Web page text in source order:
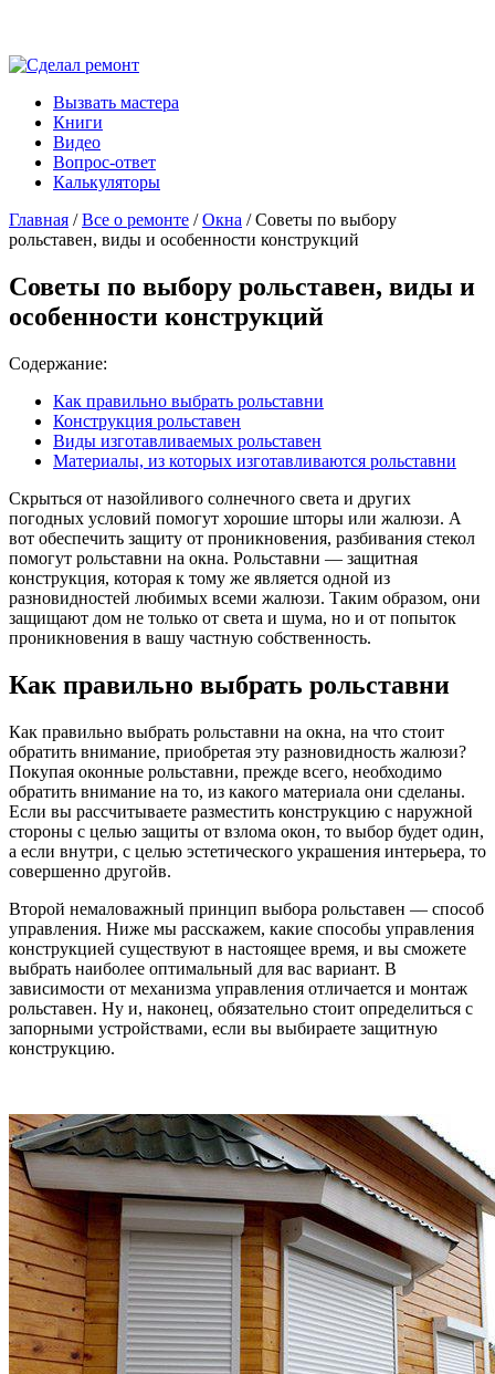
Вызвать мастера
Книги
Видео
Вопрос-ответ
Калькуляторы
Главная /Все о ремонте /Окна / Советы по выбору
рольставен, виды и особенности конструкций
Советы по выбору рольставен, виды и
особенности конструкций
Содержание:
Как правильно выбрать рольставни
Конструкция рольставен
Виды изготавливаемых рольставен
Материалы, из которых изготавливаются рольставни
Скрыться от назойливого солнечного света и других
погодных условий помогут хорошие шторы или жалюзи. А
вот обеспечить защиту от проникновения, разбивания стекол
помогут рольставни на окна. Рольставни — защитная
конструкция, которая к тому же является одной из
разновидностей любимых всеми жалюзи. Таким образом, они
защищают дом не только от света и шума, но и от попыток
проникновения в вашу частную собственность.
Как правильно выбрать рольставни
Как правильно выбрать рольставни на окна, на что стоит
обратить внимание, приобретая эту разновидность жалюзи?
Покупая оконные рольставни, прежде всего, необходимо
обратить внимание на то, из какого материала они сделаны.
Если вы рассчитываете разместить конструкцию с наружной
стороны с целью защиты от взлома окон, то выбор будет один,
а если внутри, с целью эстетического украшения интерьера, то
совершенно другойв.
Второй немаловажный принцип выбора рольставен — способ
управления. Ниже мы расскажем, какие способы управления
конструкцией существуют в настоящее время, и вы сможете
выбрать наиболее оптимальный для вас вариант. В
зависимости от механизма управления отличается и монтаж
рольставен. Ну и, наконец, обязательно стоит определиться с
запорными устройствами, если вы выбираете защитную
конструкцию.